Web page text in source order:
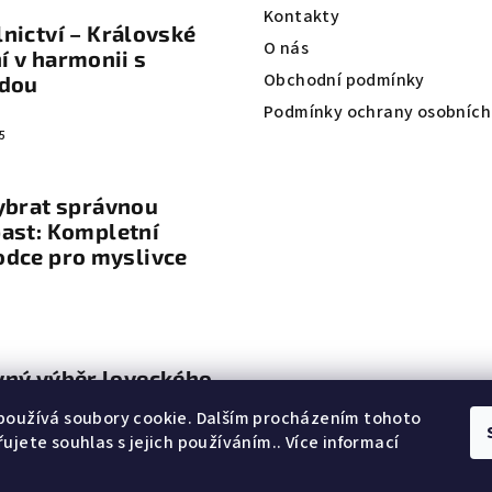
soubory cookie. Dalším procházením tohoto
souhlas s jejich používáním.. Více informací
p
– Královské
v harmonii s
správnou
Kompletní
pro myslivce
výběr loveckého
Kontakty
O nás
Obchodní podmínky
Podmínky ochrany